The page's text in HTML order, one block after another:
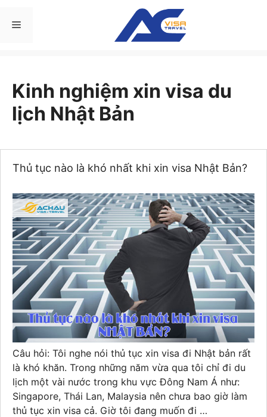
đến Menu
Kinh nghiệm xin visa du
lịch Nhật Bản
Thủ tục nào là khó nhất khi xin visa Nhật Bản?
Câu hỏi: Tôi nghe nói thủ tục xin visa đi Nhật bản rất
là khó khăn. Trong những năm vừa qua tôi chỉ đi du
lịch một vài nước trong khu vực Đông Nam Á như:
Singapore, Thái Lan, Malaysia nên chưa bao giờ làm
thủ tục xin visa cả. Giờ tôi đang muốn đi …